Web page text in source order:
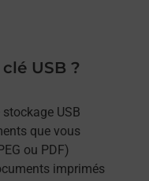
USB ?
USB
que vous
ou PDF)
imprimés